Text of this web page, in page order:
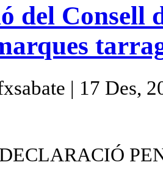
del Consell
| 17 Des,